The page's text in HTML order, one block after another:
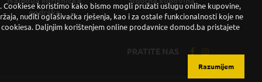
podrška
PRATITE NAS
koristimo kako bismo mogli pružati uslugu online kupovine,
nuditi oglašivačka rješenja, kao i za ostale funkcionalnosti koje ne
Daljnjim korištenjem online prodavnice domod.ba pristajete
Razumijem